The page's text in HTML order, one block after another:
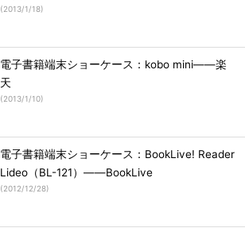
(2013/1/18)
電子書籍端末ショーケース：kobo mini――楽
天
(2013/1/10)
電子書籍端末ショーケース：BookLive! Reader
Lideo（BL-121）――BookLive
(2012/12/28)